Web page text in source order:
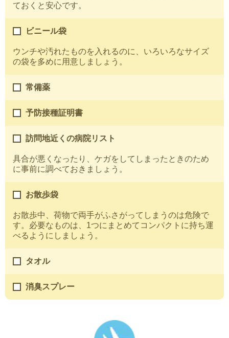
ておくと安心です。
ビニール袋
ウンチや汚れたものを入れるのに、いろいろなサイズ
の袋を多めに用意しましょう。
常備薬
予防接種証明書
訪問地近くの病院リスト
具合が悪くなったり、ケガをしてしまったときのため
に事前に調べておきましょう。
お散歩袋
お散歩中、荷物で両手がふさがってしまうのは危険で
す。必要なものは、1つにまとめてコンパクトに持ち運
べるようにしましょう。
タオル
消臭スプレー